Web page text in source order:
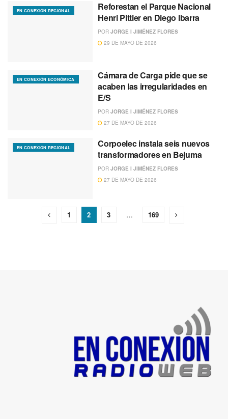
EN CONEXIÓN REGIONAL
Reforestan el Parque Nacional
Henri Pittier en Diego Ibarra
POR JORGE I JIMÉNEZ FLORES
29 DE MAYO DE 2026
EN CONEXIÓN ECONÓMICA
Cámara de Carga pide que se
acaben las irregularidades en
E/S
POR JORGE I JIMÉNEZ FLORES
27 DE MAYO DE 2026
EN CONEXIÓN REGIONAL
Corpoelec instala seis nuevos
transformadores en Bejuma
POR JORGE I JIMÉNEZ FLORES
27 DE MAYO DE 2026
1 2 3 … 169